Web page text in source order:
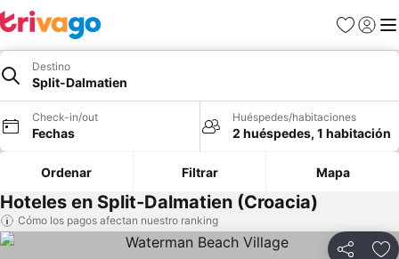
Favoritos
Iniciar
Destino
Split-Dalmatien
Check-in/out
Fechas
Huéspedes/habitaciones
2 huéspedes, 1 habitación
Ordenar Filtrar Mapa
Hoteles en Split-Dalmatien (Croacia)
Cómo los pagos afectan nuestro ranking